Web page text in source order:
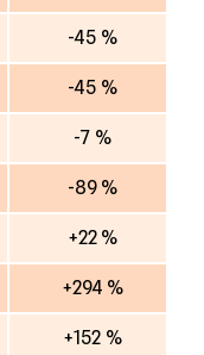
-45 %
-45 %
-7 %
-89 %
+22 %
+294 %
+152 %